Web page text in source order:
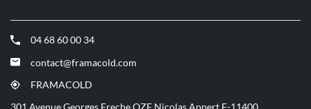
04 68 60 00 34
(ouvre
dans
nouvelle
contact@framacold.com
(ouvre
dans
FRAMACOLD
(ouvre
dans
301 Avenue Georges Freche OZE Nicolas Appert F-11400